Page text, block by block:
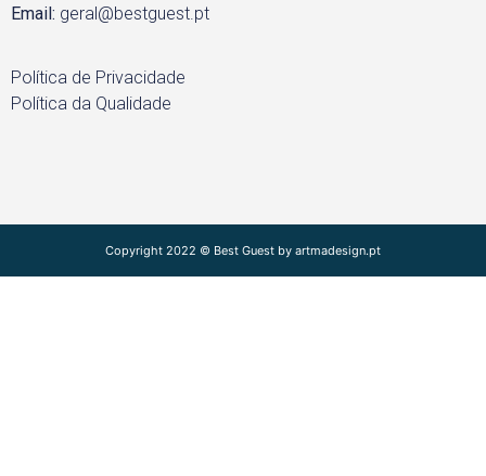
Email: geral@bestguest.pt
Política de Privacidade
Política da Qualidade
Copyright 2022 © Best Guest by artmadesign.pt